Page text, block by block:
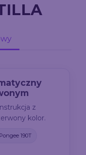
z
kolor.
Pongee 190T